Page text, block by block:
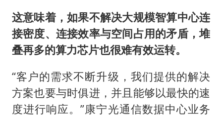
这意味着，如果不解决大规模智算中心连
接密度、连接效率与空间占用的矛盾，堆
叠再多的算力芯片也很难有效运转。
“客户的需求不断升级，我们提供的解决
方案也要与时俱进，并且能够以最快的速
度进行响应。”康宁光通信数据中心业务